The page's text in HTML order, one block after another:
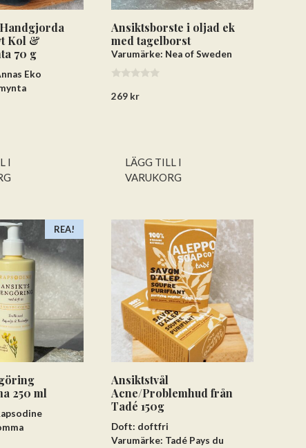
Kol &
70 g
Eko
I
Ansiktsborste i oljad ek
med tagelborst
Varumärke: Nea of Sweden
a
269 kr
LÄGG TILL I
VARUKORG
REA!
250 ml
Ansiktstvål
Acne/Problemhud från
Tadé 150g
Doft: doftfri
Varumärke: Tadé Pays du